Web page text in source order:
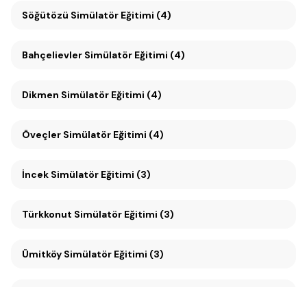
Söğütözü Simülatör Eğitimi (4)
Bahçelievler Simülatör Eğitimi (4)
Dikmen Simülatör Eğitimi (4)
Öveçler Simülatör Eğitimi (4)
İncek Simülatör Eğitimi (3)
Türkkonut Simülatör Eğitimi (3)
Ümitköy Simülatör Eğitimi (3)